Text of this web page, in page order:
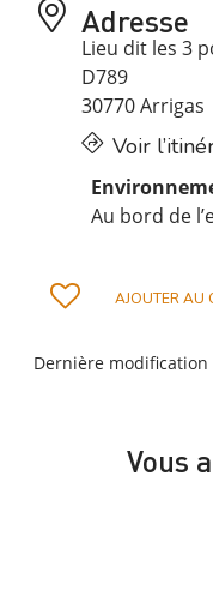
Adresse
Lieu dit les 3
D789
30770 Arrigas
Voir
Au bord de
AJOUTER AU
Dernière modification
Vous